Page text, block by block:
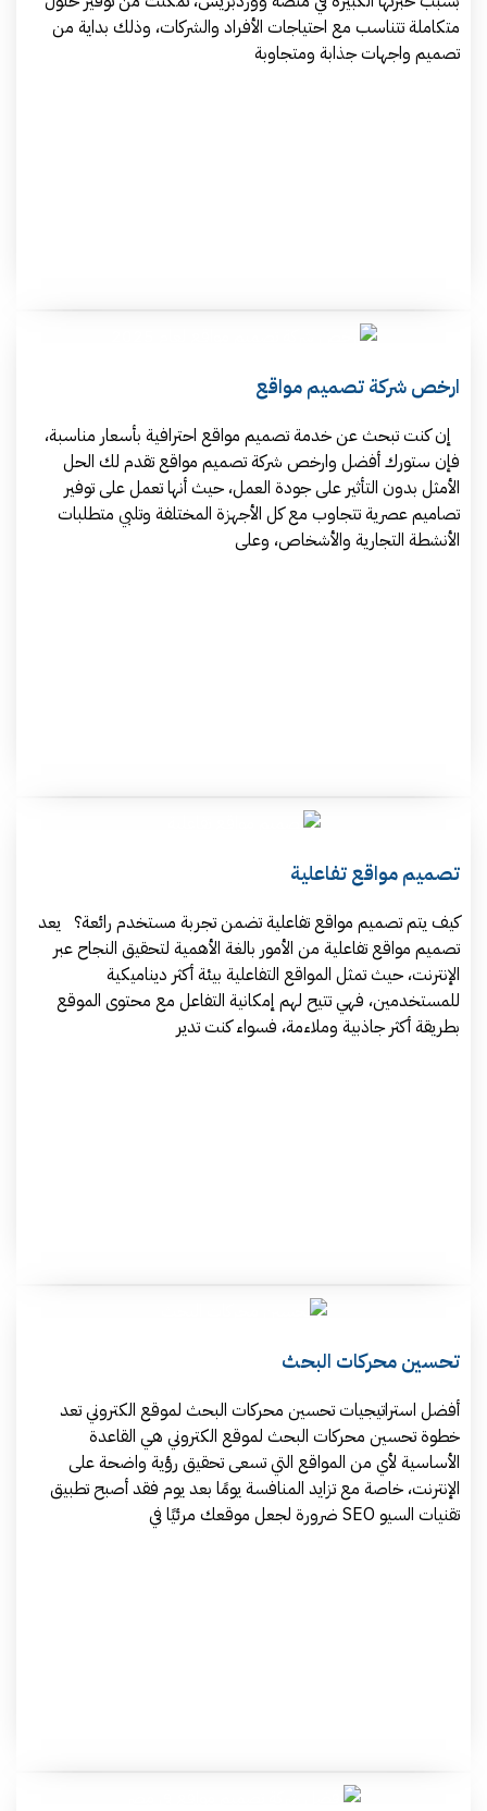
متكاملة تتناسب مع احتياجات الأفراد والشركات، وذلك بداية من
تصميم واجهات جذابة ومتجاوبة
ارخص شركة تصميم مواقع
إن كنت تبحث عن خدمة تصميم مواقع احترافية بأسعار مناسبة،
فإن ستورك أفضل وارخص شركة تصميم مواقع تقدم لك الحل
الأمثل بدون التأثير على جودة العمل، حيث أنها تعمل على توفير
تصاميم عصرية تتجاوب مع كل الأجهزة المختلفة وتلبي متطلبات
الأنشطة التجارية والأشخاص، وعلى
تصميم مواقع تفاعلية
كيف يتم تصميم مواقع تفاعلية تضمن تجربة مستخدم رائعة؟ يعد
تصميم مواقع تفاعلية من الأمور بالغة الأهمية لتحقيق النجاح عبر
الإنترنت، حيث تمثل المواقع التفاعلية بيئة أكثر ديناميكية
للمستخدمين، فهي تتيح لهم إمكانية التفاعل مع محتوى الموقع
بطريقة أكثر جاذبية وملاءمة، فسواء كنت تدير
تحسين محركات البحث
أفضل استراتيجيات تحسين محركات البحث لموقع الكتروني تعد
خطوة تحسين محركات البحث لموقع الكتروني هي القاعدة
الأساسية لأي من المواقع التي تسعى تحقيق رؤية واضحة على
الإنترنت، خاصة مع تزايد المنافسة يومًا بعد يوم فقد أصبح تطبيق
تقنيات السيو SEO ضرورة لجعل موقعك مرئيًا في